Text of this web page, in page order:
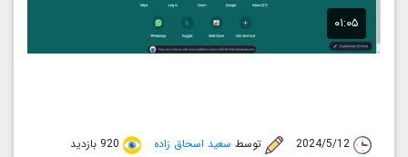
2024/5/12 توسطسعید اسحاق زاده
920 بازدید